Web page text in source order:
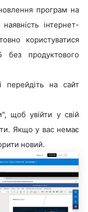
програм на
інтернет-
користуватися
без продуктового
перейдіть на сайт
щоб увійти у свій
Якщо у вас немає
новий.